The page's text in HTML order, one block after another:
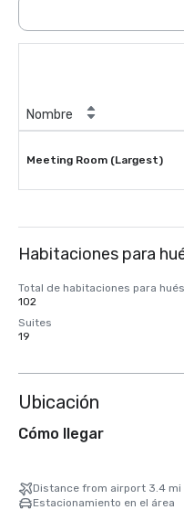
Nombre
Meeting Room (Largest)
Habitaciones para
Total de habitaciones para
102
Suites
19
Ubicación
Cómo llegar
Distance from airport 3.4 mi
Estacionamiento en el área